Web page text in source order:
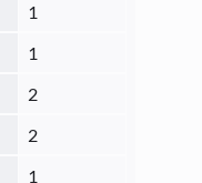
1
1
2
2
1